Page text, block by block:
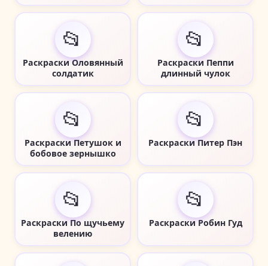
📂
Раскраски Оловянный
солдатик
📂
Раскраски Пеппи
длинный чулок
📂
Раскраски Петушок и
бобовое зернышко
📂
Раскраски Питер Пэн
📂
Раскраски По щучьему
велению
📂
Раскраски Робин Гуд